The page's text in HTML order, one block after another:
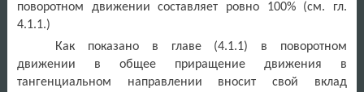
поворотном движении составляет ровно 100% (см. гл.
4.1.1.)
Как показано в главе (4.1.1) в поворотном
движении в общее приращение движения в
тангенциальном направлении вносит свой вклад